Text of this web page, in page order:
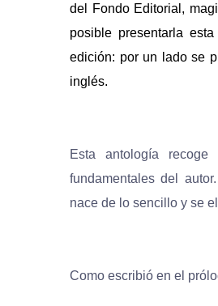
del Fondo Editorial,
posible presentarla
edición: por un lado se
inglés.
Esta antología
fundamentales del
nace de lo sencillo y se
Como escribió en el